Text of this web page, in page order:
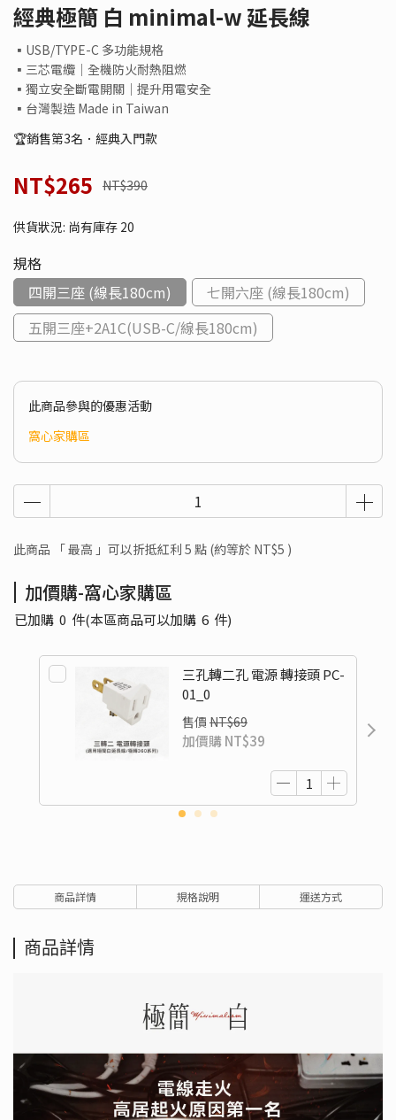
經典極簡 白 minimal-w 延長線
▪USB/TYPE-C 多功能規格
▪三芯電纜│全機防火耐熱阻燃
▪獨立安全斷電開關│提升用電安全
▪台灣製造 Made in Taiwan
🏆銷售第3名．經典入門款
NT$265 NT$390
供貨狀況: 尚有庫存 20
規格
四開三座 (線長180cm)
七開六座 (線長180cm)
五開三座+2A1C(USB-C/線長180cm)
此商品參與的優惠活動
窩心家購區
此商品 「 最高 」可以折抵紅利 5 點 (約等於 NT$5 )
加價購-窩心家購區
已加購 0 件(本區商品可以加購 6 件)
三孔轉二孔 電源 轉接頭 PC-
01_0
售價 NT$69
加價購NT$39
商品詳情 規格說明 運送方式
商品詳情